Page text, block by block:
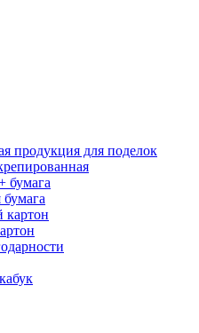
продукция для поделок
бумага
картон